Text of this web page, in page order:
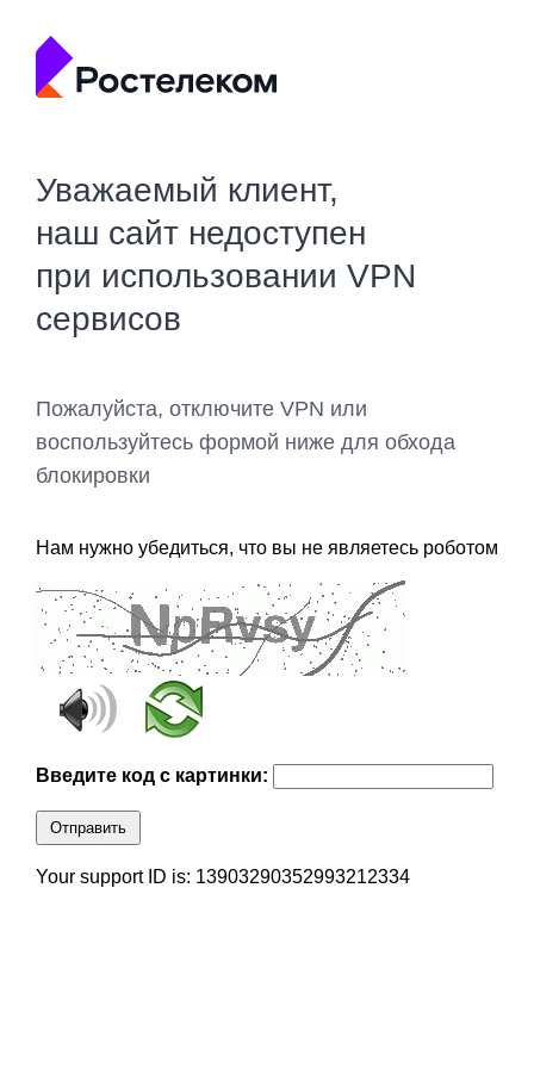
Уважаемый клиент,
наш сайт недоступен
при использовании VPN
сервисов
Пожалуйста, отключите VPN или
воспользуйтесь формой ниже для обхода
блокировки
Нам нужно убедиться, что вы не являетесь роботом
Введите код с картинки:
Отправить
Your support ID is: 13903290352993212334